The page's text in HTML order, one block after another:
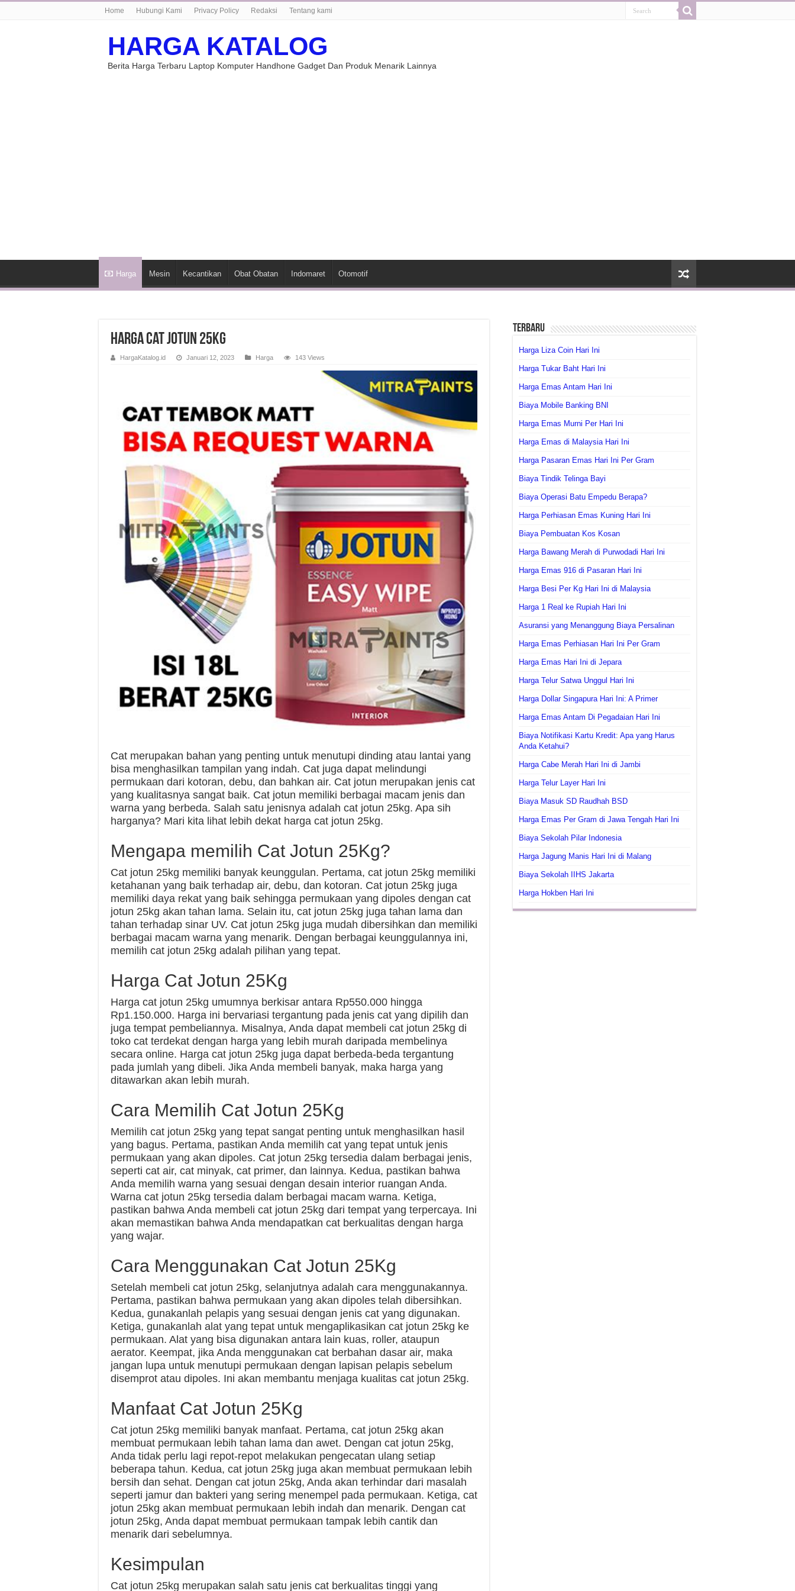
Home Hubungi Kami Privacy Policy Redaksi Tentang kami
HARGA KATALOG
Berita Harga Terbaru Laptop Komputer Handhone Gadget Dan Produk Menarik Lainnya
Harga Mesin Kecantikan Obat Obatan Indomaret Otomotif
Harga Cat Jotun 25Kg
HargaKatalog.id Januari 12, 2023 Harga 143 Views
Cat merupakan bahan yang penting untuk menutupi dinding atau lantai yang
bisa menghasilkan tampilan yang indah. Cat juga dapat melindungi
permukaan dari kotoran, debu, dan bahkan air. Cat jotun merupakan jenis cat
yang kualitasnya sangat baik. Cat jotun memiliki berbagai macam jenis dan
warna yang berbeda. Salah satu jenisnya adalah cat jotun 25kg. Apa sih
harganya? Mari kita lihat lebih dekat harga cat jotun 25kg.
Mengapa memilih Cat Jotun 25Kg?
Cat jotun 25kg memiliki banyak keunggulan. Pertama, cat jotun 25kg memiliki
ketahanan yang baik terhadap air, debu, dan kotoran. Cat jotun 25kg juga
memiliki daya rekat yang baik sehingga permukaan yang dipoles dengan cat
jotun 25kg akan tahan lama. Selain itu, cat jotun 25kg juga tahan lama dan
tahan terhadap sinar UV. Cat jotun 25kg juga mudah dibersihkan dan memiliki
berbagai macam warna yang menarik. Dengan berbagai keunggulannya ini,
memilih cat jotun 25kg adalah pilihan yang tepat.
Harga Cat Jotun 25Kg
Harga cat jotun 25kg umumnya berkisar antara Rp550.000 hingga
Rp1.150.000. Harga ini bervariasi tergantung pada jenis cat yang dipilih dan
juga tempat pembeliannya. Misalnya, Anda dapat membeli cat jotun 25kg di
toko cat terdekat dengan harga yang lebih murah daripada membelinya
secara online. Harga cat jotun 25kg juga dapat berbeda-beda tergantung
pada jumlah yang dibeli. Jika Anda membeli banyak, maka harga yang
ditawarkan akan lebih murah.
Cara Memilih Cat Jotun 25Kg
Memilih cat jotun 25kg yang tepat sangat penting untuk menghasilkan hasil
yang bagus. Pertama, pastikan Anda memilih cat yang tepat untuk jenis
permukaan yang akan dipoles. Cat jotun 25kg tersedia dalam berbagai jenis,
seperti cat air, cat minyak, cat primer, dan lainnya. Kedua, pastikan bahwa
Anda memilih warna yang sesuai dengan desain interior ruangan Anda.
Warna cat jotun 25kg tersedia dalam berbagai macam warna. Ketiga,
pastikan bahwa Anda membeli cat jotun 25kg dari tempat yang terpercaya. Ini
akan memastikan bahwa Anda mendapatkan cat berkualitas dengan harga
yang wajar.
Cara Menggunakan Cat Jotun 25Kg
Setelah membeli cat jotun 25kg, selanjutnya adalah cara menggunakannya.
Pertama, pastikan bahwa permukaan yang akan dipoles telah dibersihkan.
Kedua, gunakanlah pelapis yang sesuai dengan jenis cat yang digunakan.
Ketiga, gunakanlah alat yang tepat untuk mengaplikasikan cat jotun 25kg ke
permukaan. Alat yang bisa digunakan antara lain kuas, roller, ataupun
aerator. Keempat, jika Anda menggunakan cat berbahan dasar air, maka
jangan lupa untuk menutupi permukaan dengan lapisan pelapis sebelum
disemprot atau dipoles. Ini akan membantu menjaga kualitas cat jotun 25kg.
Manfaat Cat Jotun 25Kg
Cat jotun 25kg memiliki banyak manfaat. Pertama, cat jotun 25kg akan
membuat permukaan lebih tahan lama dan awet. Dengan cat jotun 25kg,
Anda tidak perlu lagi repot-repot melakukan pengecatan ulang setiap
beberapa tahun. Kedua, cat jotun 25kg juga akan membuat permukaan lebih
bersih dan sehat. Dengan cat jotun 25kg, Anda akan terhindar dari masalah
seperti jamur dan bakteri yang sering menempel pada permukaan. Ketiga, cat
jotun 25kg akan membuat permukaan lebih indah dan menarik. Dengan cat
jotun 25kg, Anda dapat membuat permukaan tampak lebih cantik dan
menarik dari sebelumnya.
Kesimpulan
Cat jotun 25kg merupakan salah satu jenis cat berkualitas tinggi yang
Terbaru
Harga Liza Coin Hari Ini
Harga Tukar Baht Hari Ini
Harga Emas Antam Hari Ini
Biaya Mobile Banking BNI
Harga Emas Murni Per Hari Ini
Harga Emas di Malaysia Hari Ini
Harga Pasaran Emas Hari Ini Per Gram
Biaya Tindik Telinga Bayi
Biaya Operasi Batu Empedu Berapa?
Harga Perhiasan Emas Kuning Hari Ini
Biaya Pembuatan Kos Kosan
Harga Bawang Merah di Purwodadi Hari Ini
Harga Emas 916 di Pasaran Hari Ini
Harga Besi Per Kg Hari Ini di Malaysia
Harga 1 Real ke Rupiah Hari Ini
Asuransi yang Menanggung Biaya Persalinan
Harga Emas Perhiasan Hari Ini Per Gram
Harga Emas Hari Ini di Jepara
Harga Telur Satwa Unggul Hari Ini
Harga Dollar Singapura Hari Ini: A Primer
Harga Emas Antam Di Pegadaian Hari Ini
Biaya Notifikasi Kartu Kredit: Apa yang Harus
Anda Ketahui?
Harga Cabe Merah Hari Ini di Jambi
Harga Telur Layer Hari Ini
Biaya Masuk SD Raudhah BSD
Harga Emas Per Gram di Jawa Tengah Hari Ini
Biaya Sekolah Pilar Indonesia
Harga Jagung Manis Hari Ini di Malang
Biaya Sekolah IIHS Jakarta
Harga Hokben Hari Ini